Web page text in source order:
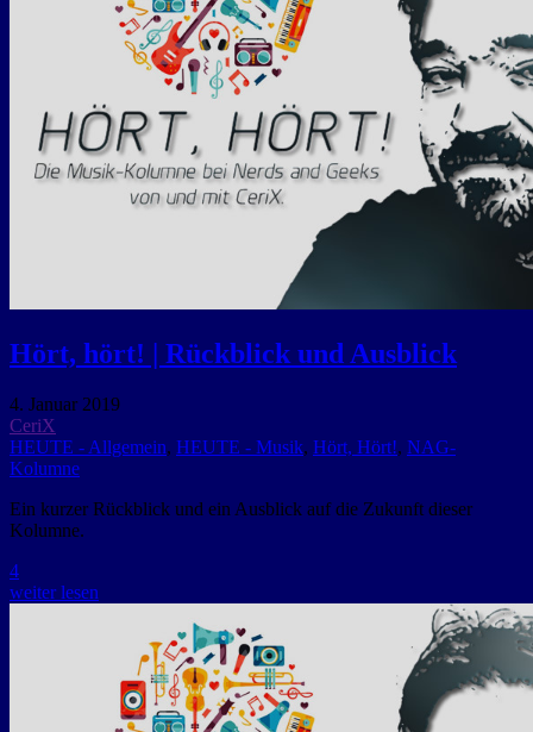
Hört, hört! | Rückblick und Ausblick
4. Januar 2019
CeriX
HEUTE - Allgemein, HEUTE - Musik, Hört, Hört!, NAG-
Kolumne
Ein kurzer Rückblick und ein Ausblick auf die Zukunft dieser
Kolumne.
4
weiter lesen